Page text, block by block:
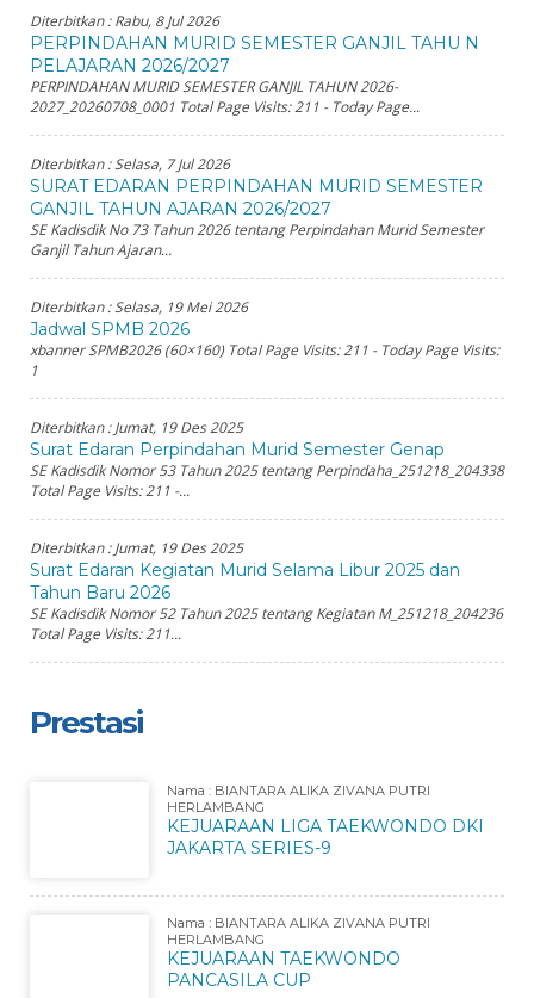
Diterbitkan :Rabu, 8 Jul 2026
PERPINDAHAN MURID SEMESTER GANJIL TAHU N
PELAJARAN 2026/2027
PERPINDAHAN MURID SEMESTER GANJIL TAHUN 2026-
2027_20260708_0001 Total Page Visits: 211 - Today Page...
Diterbitkan :Selasa, 7 Jul 2026
SURAT EDARAN PERPINDAHAN MURID SEMESTER
GANJIL TAHUN AJARAN 2026/2027
SE Kadisdik No 73 Tahun 2026 tentang Perpindahan Murid Semester
Ganjil Tahun Ajaran...
Diterbitkan :Selasa, 19 Mei 2026
Jadwal SPMB 2026
xbanner SPMB2026 (60×160) Total Page Visits: 211 - Today Page Visits:
1
Diterbitkan :Jumat, 19 Des 2025
Surat Edaran Perpindahan Murid Semester Genap
SE Kadisdik Nomor 53 Tahun 2025 tentang Perpindaha_251218_204338
Total Page Visits: 211 -...
Diterbitkan :Jumat, 19 Des 2025
Surat Edaran Kegiatan Murid Selama Libur 2025 dan
Tahun Baru 2026
SE Kadisdik Nomor 52 Tahun 2025 tentang Kegiatan M_251218_204236
Total Page Visits: 211...
Prestasi
Nama : BIANTARA ALIKA ZIVANA PUTRI
HERLAMBANG
KEJUARAAN LIGA TAEKWONDO DKI
JAKARTA SERIES-9
Nama : BIANTARA ALIKA ZIVANA PUTRI
HERLAMBANG
KEJUARAAN TAEKWONDO
PANCASILA CUP